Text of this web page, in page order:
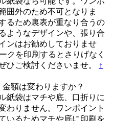
囲外のため不可となりま
るため裏表が重なり合うの
ようなデザインや、張り合
ンはお勧めしておりませ
クを印刷するとさりげなく
ひご検討くださいませ。
↑
額は変わりますか？
紙袋はマチや底、口折りに
わりません。ワンポイント
いるためマチや底に印刷を